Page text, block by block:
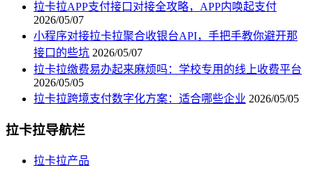
拉卡拉APP支付接口对接全攻略，APP内唤起支付
2026/05/07
小程序对接拉卡拉聚合收银台API，手把手教你避开那
接口的些坑 2026/05/07
拉卡拉缴费易办起来麻烦吗：学校专用的线上收费平台
2026/05/05
拉卡拉跨境支付数字化方案：适合哪些企业 2026/05/05
拉卡拉导航栏
拉卡拉产品